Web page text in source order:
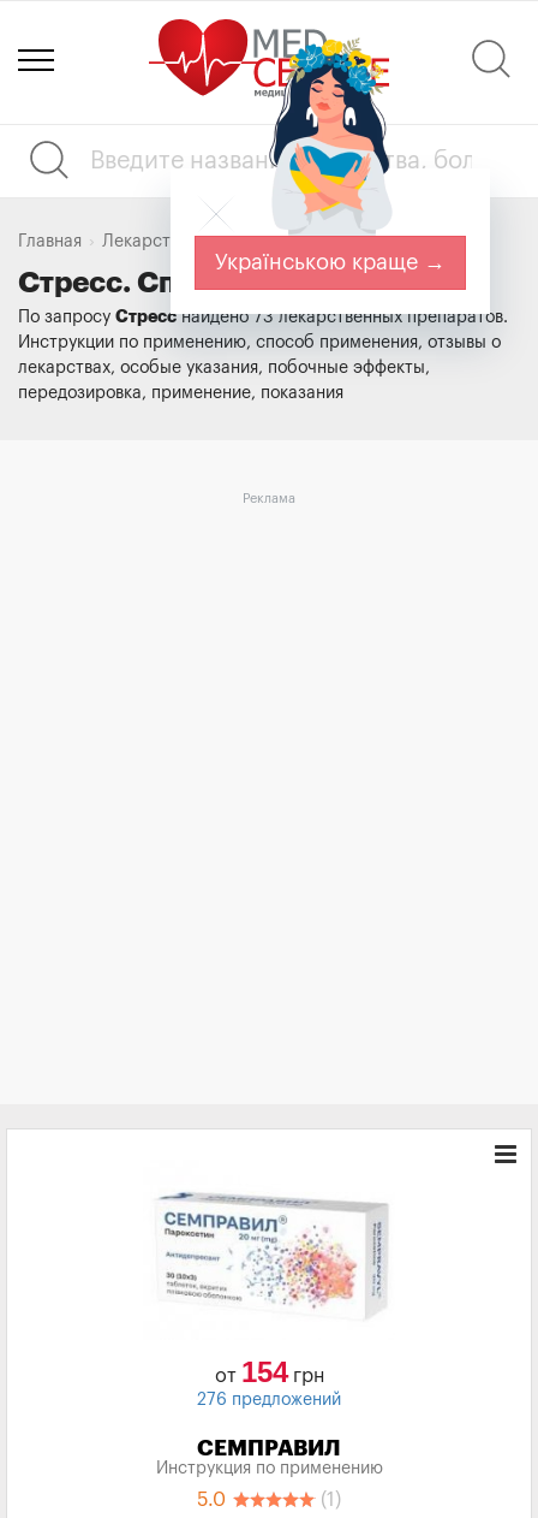
Главная Лекарства
Стресс. Справочник лекарств
По запросу Стресснайдено 73 лекарственных препаратов.
Инструкции по применению, способ применения, отзывы о
лекарствах, особые указания, побочные эффекты,
передозировка, применение, показания
Реклама
от 154грн
276 предложений
СЕМПРАВИЛ
Инструкция по применению
5.0 (1)
Українською краще →